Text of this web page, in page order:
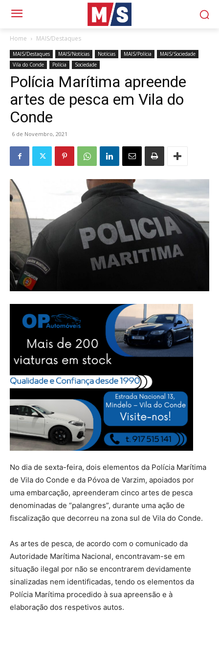
Home MAIS/Destaques
MAIS/Destaques MAIS/Notícias Notícias MAIS/Polícia
MAIS/Sociedade
Vila do Conde
Polícia Sociedade
Polícia Marítima apreende
artes de pesca em Vila do
Conde
6 de Novembro, 2021
No dia de sexta-feira, dois elementos da Polícia Marítima
de Vila do Conde e da Póvoa de Varzim, apoiados por
uma embarcação, apreenderam cinco artes de pesca
denominadas de “palangres”, durante uma ação de
fiscalização que decorreu na zona sul de Vila do Conde.
As artes de pesca, de acordo com o comunicado da
Autoridade Marítima Nacional, encontravam-se em
situação ilegal por não se encontrarem devidamente
sinalizadas nem identificadas, tendo os elementos da
Polícia Marítima procedido à sua apreensão e à
elaboração dos respetivos autos.